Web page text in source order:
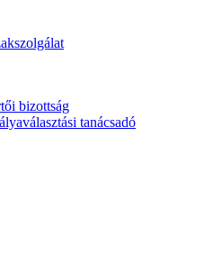
bizottság
tanácsadó